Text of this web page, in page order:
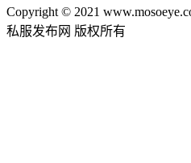
Copyright © 2021
私服发布网 版权所有